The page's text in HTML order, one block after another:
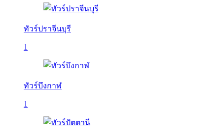
ทัวร์ปราจีนบุรี
1
ทัวร์บึงกาฬ
1